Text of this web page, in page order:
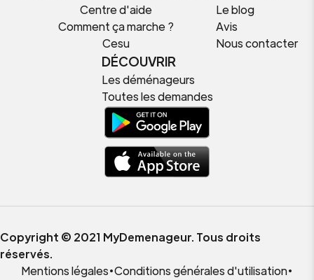
Centre d'aide
Comment ça marche ?
Cesu
Le blog
Avis
Nous contacter
DÉCOUVRIR
Les déménageurs
Toutes les demandes
Copyright © 2021 MyDemenageur. Tous droits
réservés.
Mentions légales•Conditions générales d'utilisation•